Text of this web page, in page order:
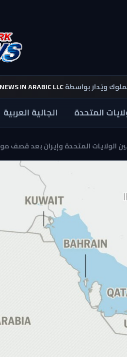
ويُدار بواسطةIN ARABIC LLC
المتحدة الجالية العربية
الولايات المتحدة وإيران بعد قصف